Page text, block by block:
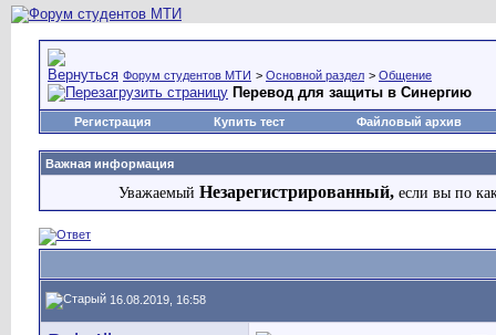
Форум студентов МТИ > Основной раздел > Общение
Перевод для защиты в Синергию
Регистрация Купить тест Файловый архив
Важная информация
Уважаемый Незарегистрированный, если вы по
16.08.2019, 16:58